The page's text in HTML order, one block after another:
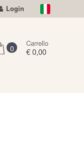
Login
0
Carrello
€ 0,00